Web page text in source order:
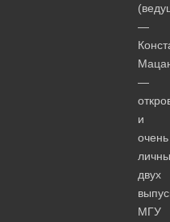
—
—
и
очень
двух
МГУ